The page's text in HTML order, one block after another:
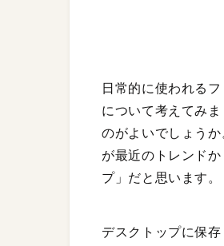
日常的に使われる
について考えてみ
のがよいでしょうか
が最近のトレンド
プ」だと思います。
デスクトップに保